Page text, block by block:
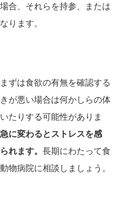
合、それらを持参、または
ります。
ずは食欲の有無を確認する
が悪い場合は何かしらの体
たりする可能性がありま
に変わるとストレスを感
れます。 長期にわたって食
物病院に相談しましょう。